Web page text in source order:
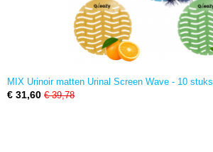
MIX Urinoir matten Urinal Screen Wave - 10 stuks
€ 31,60 € 39,78